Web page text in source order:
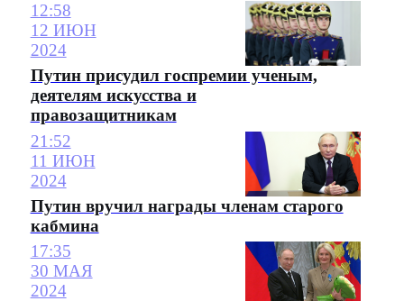
12:58
12 ИЮН
2024
Путин присудил госпремии ученым,
деятелям искусства и
правозащитникам
21:52
11 ИЮН
2024
Путин вручил награды членам старого
кабмина
17:35
30 МАЯ
2024